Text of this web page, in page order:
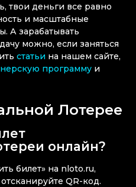
твои деньги все равно
и масштабные
А зарабатывать
можно, если заняться
статьи на нашем сайте,
программу и
Лотерее
онлайн?
билет» на nloto.ru,
QR-код.